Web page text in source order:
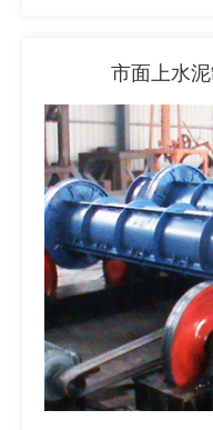
市面上水